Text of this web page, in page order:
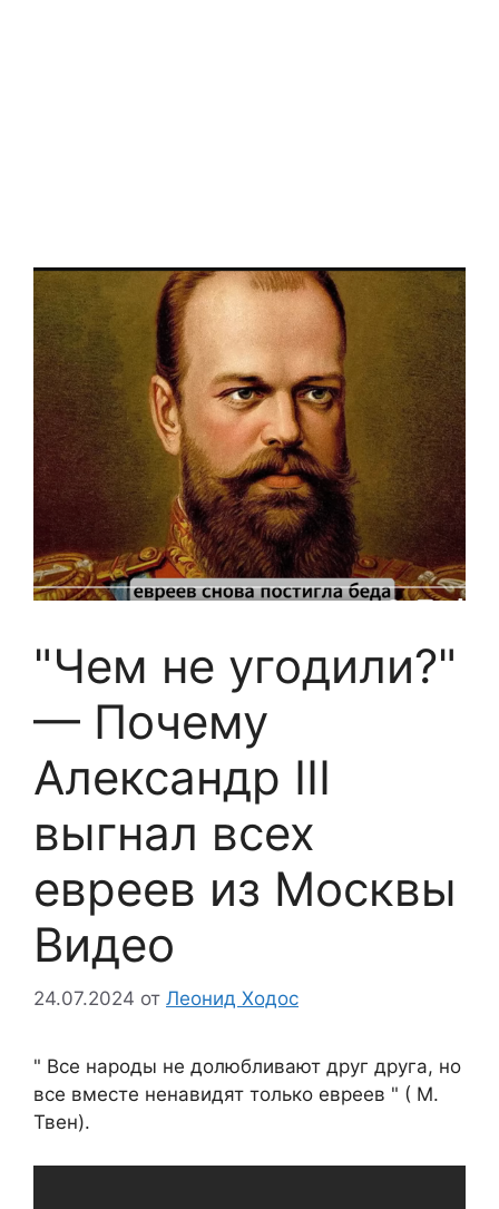
"Чем не угодили?"
— Почему
Александр III
выгнал всех
евреев из Москвы
Видео
24.07.2024 от Леонид Ходос
" Все народы не долюбливают друг друга, но
все вместе ненавидят только евреев " ( М.
Твен).